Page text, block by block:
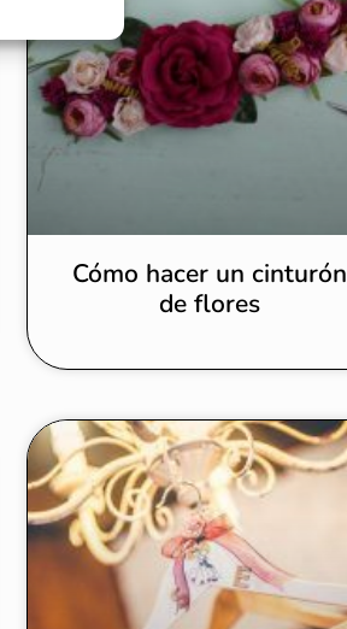
Cómo hacer un cinturón
de flores